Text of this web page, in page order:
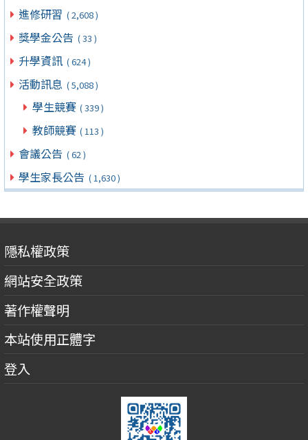
進修研習 ( 2,608 )
獎學金公告 ( 33 )
升學資訊 ( 624 )
活動訊息 ( 5,088 )
學生競賽 ( 339 )
教師競賽 ( 113 )
會議公告 ( 62 )
學生家長公告 ( 1,630 )
隱私權政策
網站安全政策
著作權聲明
本站使用正體字
登入